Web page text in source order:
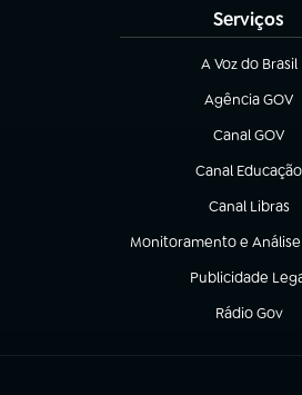
Serviços
A Voz do Brasil
(abre em nova
Agência GOV
(abre em nova
Canal GOV
(abre em
Canal Educação
(abre em nova
Canal Libras
(abre em nova
Monitoramento e
(abre em nova aba)
Publicidade
(abre em nova
Rádio Gov
(abre em